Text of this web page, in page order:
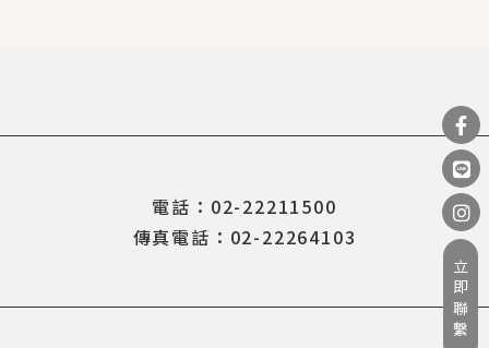
立即聯繫
電話：02-22211500
傳真電話：02-22264103